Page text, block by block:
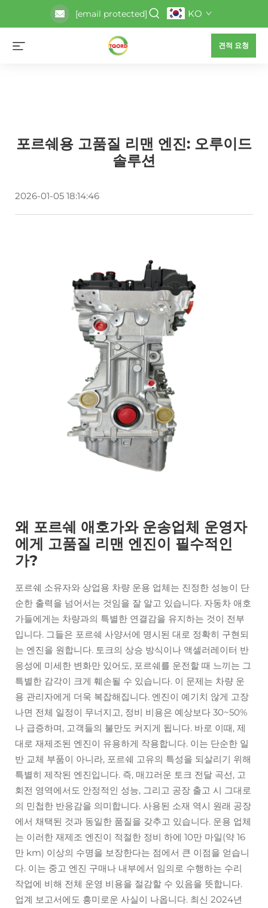
[email protected] KO
견적 요청
포르쉐용 고품질 리맨 엔진: 오루이드
솔루션
2026-01-05 18:14:46
왜 포르쉐 애호가와 운송업체 운영자
에게 고품질 리맨 엔진이 필수적인
가?
포르쉐 소유자와 상업용 차량 운용 업체는 진정한 성능이 단
순한 출력을 넘어서는 것임을 잘 알고 있습니다. 자동차 애호
가들에게는 차량과의 특별한 연결감을 유지하는 것이 전부
입니다. 그들은 포르쉐 사양서에 명시된 대로 정확히 구현되
는 엔진을 원합니다. 토크의 상승 방식이나 액셀러레이터 반
응성에 미세한 변화만 있어도, 포르쉐를 운전할 때 느끼는 그
특별한 감각이 크게 훼손될 수 있습니다. 이 문제는 차량 운
용 관리자에게 더욱 복잡해집니다. 엔진이 예기치 않게 고장
나면 전체 일정이 무너지고, 정비 비용은 예상보다 30~50%
나 급증하며, 고객들의 불만도 커지게 됩니다. 바로 이때, 제
대로 재제조된 엔진이 유용하게 작용합니다. 이는 단순한 일
반 교체 부품이 아니라, 포르쉐 고유의 특성을 되살리기 위해
특별히 제작된 엔진입니다. 즉, 매끄러운 토크 전달 곡선, 고
회전 영역에서도 안정적인 성능, 그리고 공장 출고 시 그대로
의 민첩한 반응감을 의미합니다. 사용된 소재 역시 원래 공장
에서 채택된 것과 동일한 품질을 갖추고 있습니다. 운용 업체
는 이러한 재제조 엔진이 적절한 정비 하에 10만 마일(약 16
만 km) 이상의 수명을 보장한다는 점에서 큰 이점을 얻습니
다. 이는 중고 엔진 구매나 내부에서 임의로 수행하는 수리
작업에 비해 전체 운영 비용을 절감할 수 있음을 뜻합니다.
업계 보고서에도 흥미로운 사실이 나옵니다. 최신 2024년